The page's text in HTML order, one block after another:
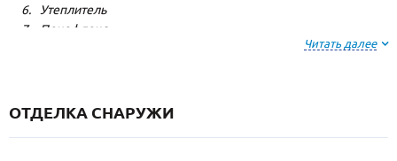
Утеплитель
Пенофлекс
Резиновый уплотнитель
Читать далее
ОТДЕЛКА СНАРУЖИ